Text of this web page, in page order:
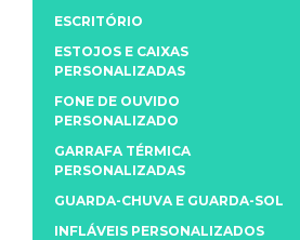
ESCRITÓRIO
ESTOJOS E CAIXAS
PERSONALIZADAS
FONE DE OUVIDO
PERSONALIZADO
GARRAFA TÉRMICA
PERSONALIZADAS
GUARDA-CHUVA E GUARDA-SOL
INFLÁVEIS PERSONALIZADOS